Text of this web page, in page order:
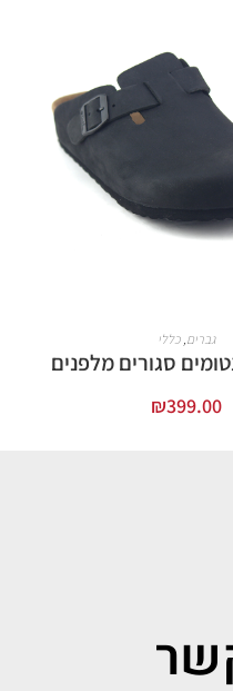
גברים, כללי
סגורים מלפנים
₪399.00